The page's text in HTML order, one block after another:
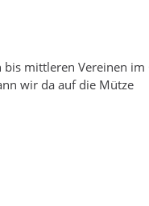
mittleren Vereinen im
wir da auf die Mütze